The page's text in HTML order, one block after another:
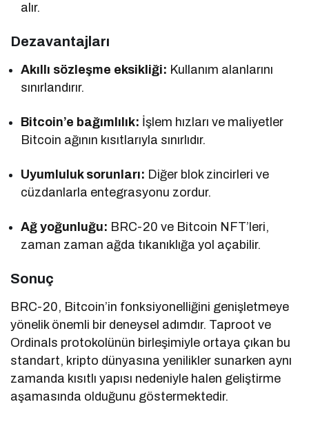
alır.
Dezavantajları
Akıllı sözleşme eksikliği: Kullanım alanlarını
sınırlandırır.
Bitcoin’e bağımlılık: İşlem hızları ve maliyetler
Bitcoin ağının kısıtlarıyla sınırlıdır.
Uyumluluk sorunları: Diğer blok zincirleri ve
cüzdanlarla entegrasyonu zordur.
Ağ yoğunluğu: BRC-20 ve Bitcoin NFT’leri,
zaman zaman ağda tıkanıklığa yol açabilir.
Sonuç
BRC-20, Bitcoin’in fonksiyonelliğini genişletmeye
yönelik önemli bir deneysel adımdır. Taproot ve
Ordinals protokolünün birleşimiyle ortaya çıkan bu
standart, kripto dünyasına yenilikler sunarken aynı
zamanda kısıtlı yapısı nedeniyle halen geliştirme
aşamasında olduğunu göstermektedir.